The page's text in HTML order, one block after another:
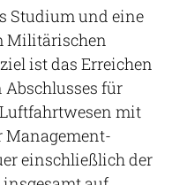
Studium und eine
Militärischen
ist das Erreichen
für
mit
Management-
einschließlich der